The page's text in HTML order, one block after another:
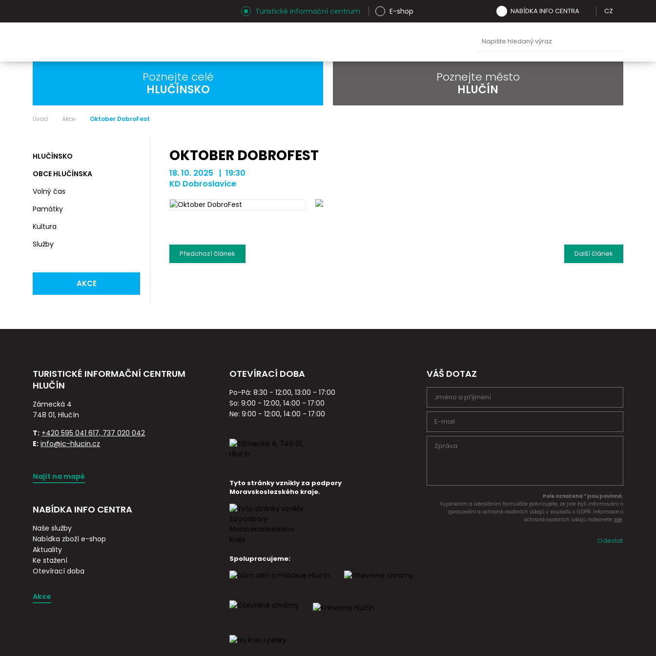
Turistické informační centrum E-shop NABÍDKA INFO CENTRA CZ
Poznejte celé
HLUČÍNSKO
Poznejte město
HLUČÍN
Úvod Akce Oktober DobroFest
HLUČÍNSKO
OBCE HLUČÍNSKA
Volný čas
Památky
Kultura
Služby
AKCE
OKTOBER DOBROFEST
18. 10. 2025 | 19:30
KD Dobroslavice
Dalšíčlánek
Předchozíčlánek
TURISTICKÉ INFORMAČNÍ CENTRUM
HLUČÍN
Zámecká 4
748 01, Hlučín
T: +420 595 041 617, 737 020 042
E: info@ic-hlucin.cz
Najít na mapě
NABÍDKA INFO CENTRA
Naše služby
Nabídka zboží e-shop
Aktuality
Ke stažení
Otevírací doba
Akce
OTEVÍRACÍ DOBA
Po-Pá: 8:30 - 12:00, 13:00 - 17:00
So: 9:00 - 12:00, 14:00 - 17:00
Ne: 9:00 - 12:00, 14:00 - 17:00
Tyto stránky vznikly za podpory
Moravskoslezského kraje.
Spolupracujeme:
VÁŠ DOTAZ
Pole označena * jsou povinná.
Vyplněním a odesláním formuláře potvrzujete, že jste byli informováni o
zpracování a ochraně osobních údajů v souladu s GDPR. Informace o
ochraně osobních údajů naleznete zde.
Odeslat